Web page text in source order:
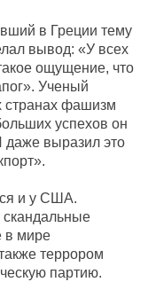
в Греции тему
вывод: «У всех
ощущение, что
Ученый
странах фашизм
успехов он
даже выразил это
и у США.
в мире
террором
партию.